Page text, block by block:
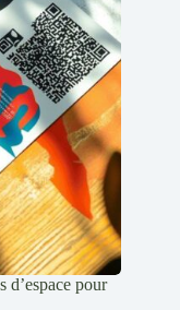
d’espace pour